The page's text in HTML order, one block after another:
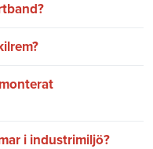
i industrimiljö?